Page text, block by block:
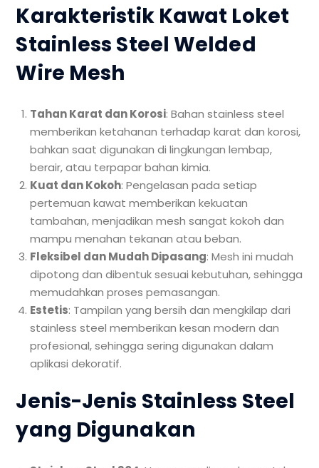
Karakteristik Kawat Loket
Stainless Steel Welded
Wire Mesh
Tahan Karat dan Korosi: Bahan stainless steel
memberikan ketahanan terhadap karat dan korosi,
bahkan saat digunakan di lingkungan lembap,
berair, atau terpapar bahan kimia.
Kuat dan Kokoh: Pengelasan pada setiap
pertemuan kawat memberikan kekuatan
tambahan, menjadikan mesh sangat kokoh dan
mampu menahan tekanan atau beban.
Fleksibel dan Mudah Dipasang: Mesh ini mudah
dipotong dan dibentuk sesuai kebutuhan, sehingga
memudahkan proses pemasangan.
Estetis: Tampilan yang bersih dan mengkilap dari
stainless steel memberikan kesan modern dan
profesional, sehingga sering digunakan dalam
aplikasi dekoratif.
Jenis-Jenis Stainless Steel
yang Digunakan